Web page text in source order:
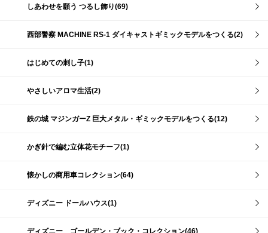
しあわせを願う つるし飾り(69)
西部警察 MACHINE RS-1 ダイキャストギミックモデルをつくる(2)
はじめての刺し子(1)
やさしいアロマ生活(2)
鉄の城 マジンガーZ 巨大メタル・ギミックモデルをつくる(12)
かぎ針で編む立体花モチーフ(1)
懐かしの商用車コレクション(64)
ディズニー ドールハウス(1)
ディズニー ゴールデン・ブック・コレクション(46)